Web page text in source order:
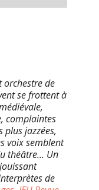
orchestre de
se frottent à
complaintes
plus jazzées,
voix semblent
théâtre… Un
de